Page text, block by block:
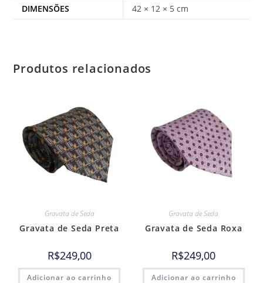
DIMENSÕES
42 × 12 × 5 cm
Produtos relacionados
Gravata de Seda
Gravata de Seda Preta
R$249,00
Adicionar ao carrinho
Gravata de Seda
Gravata de Seda Roxa
R$249,00
Adicionar ao carrinho